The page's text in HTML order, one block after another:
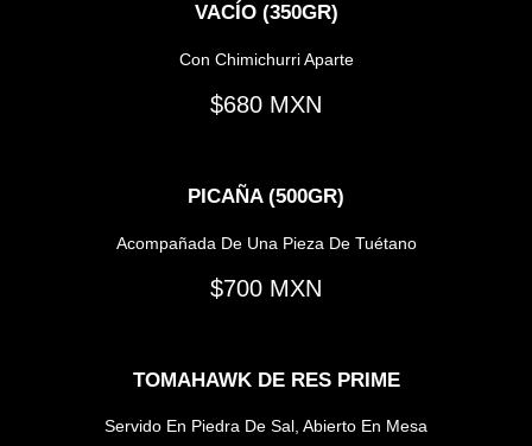
VACÍO (350GR)
Con Chimichurri Aparte
680
PICAÑA (500GR)
Acompañada De Una Pieza De Tuétano
700
TOMAHAWK DE RES PRIME
Servido En Piedra De Sal, Abierto En Mesa